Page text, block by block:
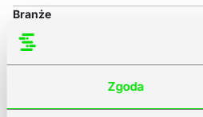
Zgoda
Branże
Zasoby
Firma